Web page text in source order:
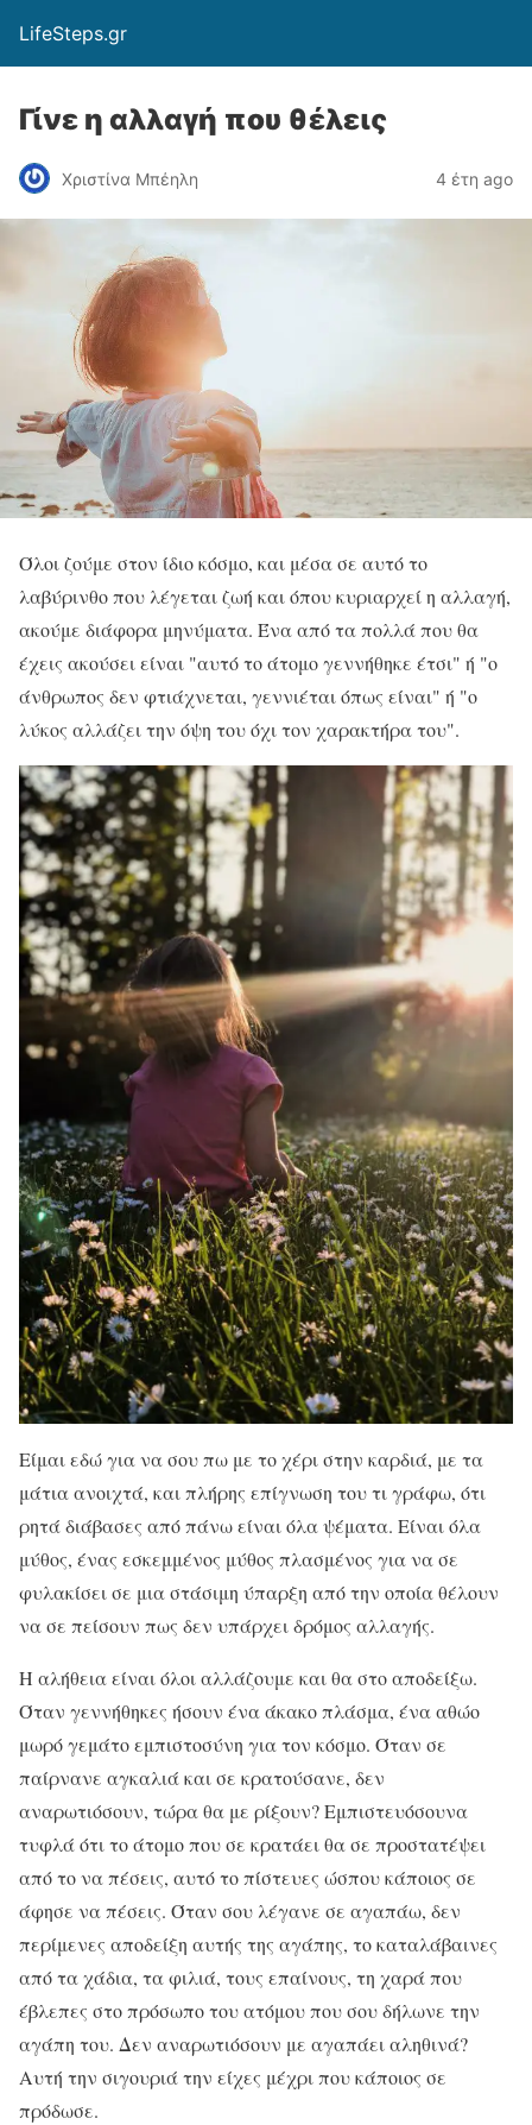
LifeSteps.gr
Γίνε η αλλαγή που θέλεις
Χριστίνα Μπέηλη 4 έτη ago
Όλοι ζούμε στον ίδιο κόσμο, και μέσα σε αυτό το
λαβύρινθο που λέγεται ζωή και όπου κυριαρχεί η αλλαγή,
ακούμε διάφορα μηνύματα. Ένα από τα πολλά που θα
έχεις ακούσει είναι "αυτό το άτομο γεννήθηκε έτσι" ή "ο
άνθρωπος δεν φτιάχνεται, γεννιέται όπως είναι" ή "ο
λύκος αλλάζει την όψη του όχι τον χαρακτήρα του".
Είμαι εδώ για να σου πω με το χέρι στην καρδιά, με τα
μάτια ανοιχτά, και πλήρης επίγνωση του τι γράφω, ότι
ρητά διάβασες από πάνω είναι όλα ψέματα. Είναι όλα
μύθος, ένας εσκεμμένος μύθος πλασμένος για να σε
φυλακίσει σε μια στάσιμη ύπαρξη από την οποία θέλουν
να σε πείσουν πως δεν υπάρχει δρόμος αλλαγής.
Η αλήθεια είναι όλοι αλλάζουμε και θα στο αποδείξω.
Όταν γεννήθηκες ήσουν ένα άκακο πλάσμα, ένα αθώο
μωρό γεμάτο εμπιστοσύνη για τον κόσμο. Όταν σε
παίρνανε αγκαλιά και σε κρατούσανε, δεν
αναρωτιόσουν, τώρα θα με ρίξουν? Εμπιστευόσουνα
τυφλά ότι το άτομο που σε κρατάει θα σε προστατέψει
από το να πέσεις, αυτό το πίστευες ώσπου κάποιος σε
άφησε να πέσεις. Όταν σου λέγανε σε αγαπάω, δεν
περίμενες αποδείξη αυτής της αγάπης, το καταλάβαινες
από τα χάδια, τα φιλιά, τους επαίνους, τη χαρά που
έβλεπες στο πρόσωπο του ατόμου που σου δήλωνε την
αγάπη του. Δεν αναρωτιόσουν με αγαπάει αληθινά?
Αυτή την σιγουριά την είχες μέχρι που κάποιος σε
πρόδωσε.